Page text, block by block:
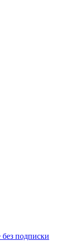
подписки